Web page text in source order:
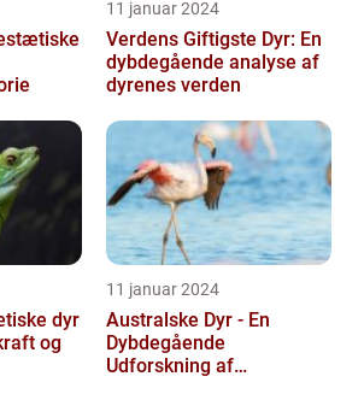
11 januar 2024
Verdens Giftigste Dyr: En
dybdegående analyse af
dyrenes verden
dyr
og
11 januar 2024
Australske Dyr - En
Dybdegående
Udforskning af